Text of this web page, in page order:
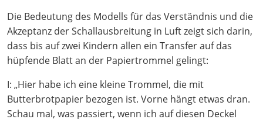
Die Bedeutung des Modells für das Verständnis und die
Akzeptanz der Schallausbreitung in Luft zeigt sich darin,
dass bis auf zwei Kindern allen ein Transfer auf das
hüpfende Blatt an der Papiertrommel gelingt:
I: „Hier habe ich eine kleine Trommel, die mit
Butterbrotpapier bezogen ist. Vorne hängt etwas dran.
Schau mal, was passiert, wenn ich auf diesen Deckel